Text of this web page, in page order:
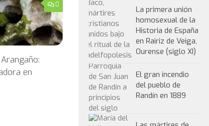
0
en
La primera unión
homosexual de la
Historia de España
en Rairiz de Veiga,
Ourense (siglo XI)
El gran incendio
del pueblo de
Randín en 1889